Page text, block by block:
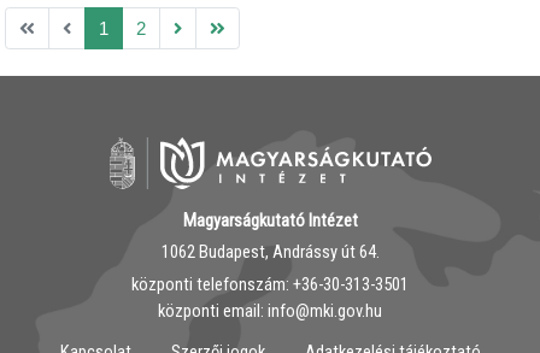
1 2
Magyarságkutató Intézet
1062 Budapest, Andrássy út 64.
központi telefonszám: ‭+36-30-313-3501
központi email: info@mki.gov.hu